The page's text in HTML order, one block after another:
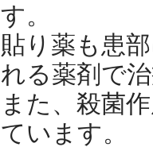
す。
貼り薬も患
れる薬剤で
また、殺菌
ています。